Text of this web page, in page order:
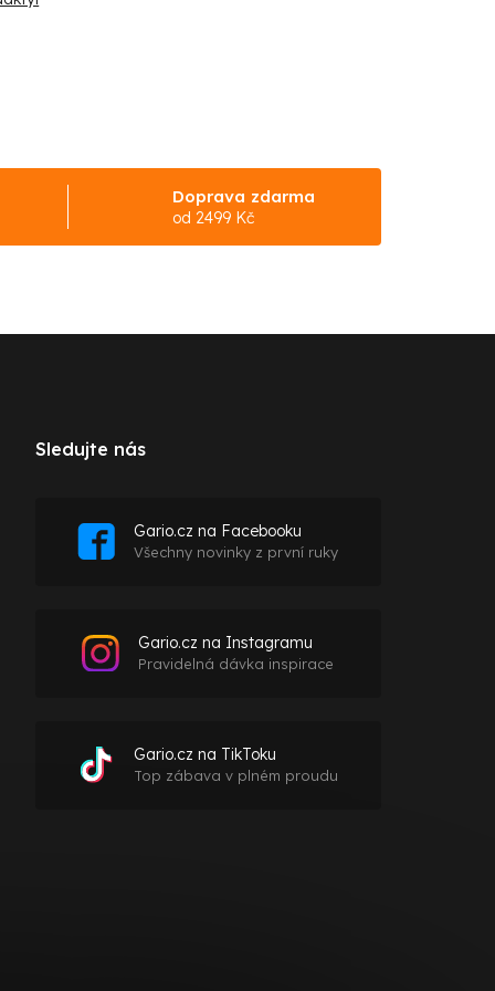
Doprava zdarma
od 2499 Kč
Sledujte nás
Gario.cz na Facebooku
Všechny novinky z první ruky
Gario.cz na Instagramu
Pravidelná dávka inspirace
Gario.cz na TikToku
Top zábava v plném proudu